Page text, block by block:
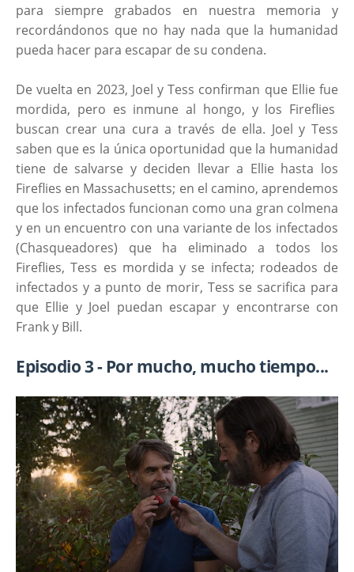
para siempre grabados en nuestra memoria y
recordándonos que no hay nada que la humanidad
pueda hacer para escapar de su condena.
De vuelta en 2023, Joel y Tess confirman que Ellie fue
mordida, pero es inmune al hongo, y los Fireflies
buscan crear una cura a través de ella. Joel y Tess
saben que es la única oportunidad que la humanidad
tiene de salvarse y deciden llevar a Ellie hasta los
Fireflies en Massachusetts; en el camino, aprendemos
que los infectados funcionan como una gran colmena
y en un encuentro con una variante de los infectados
(Chasqueadores) que ha eliminado a todos los
Fireflies, Tess es mordida y se infecta; rodeados de
infectados y a punto de morir, Tess se sacrifica para
que Ellie y Joel puedan escapar y encontrarse con
Frank y Bill.
Episodio 3 - Por mucho, mucho tiempo...